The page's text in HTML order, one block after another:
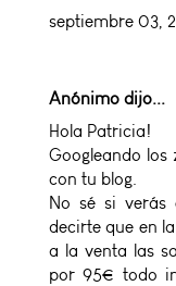
septiembre 03,
Anónimo dijo...
Hola Patricia!
Googleando los
con tu blog.
No sé si verás
decirte que en
a la venta las
por 95€ todo